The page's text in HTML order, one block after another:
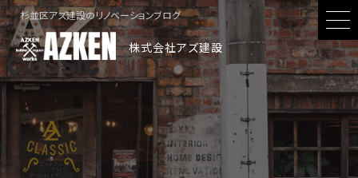
株式会社アズ建設
杉並区アズ建設のリノベーションブログ